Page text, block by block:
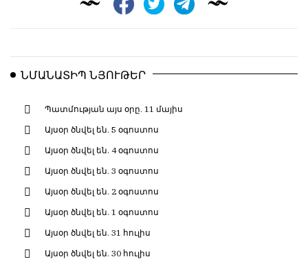
ՆՄԱՆԱՏԻՊ ՆՅՈՒԹԵՐ
Պատմության այս օրը. 11 մայիս
Այսօր ծնվել են. 5 օգոստոս
Այսօր ծնվել են. 4 օգոստոս
Այսօր ծնվել են. 3 օգոստոս
Այսօր ծնվել են. 2 օգոստոս
Այսօր ծնվել են. 1 օգոստոս
Այսօր ծնվել են. 31 հուլիս
Այսօր ծնվել են. 30 հուլիս